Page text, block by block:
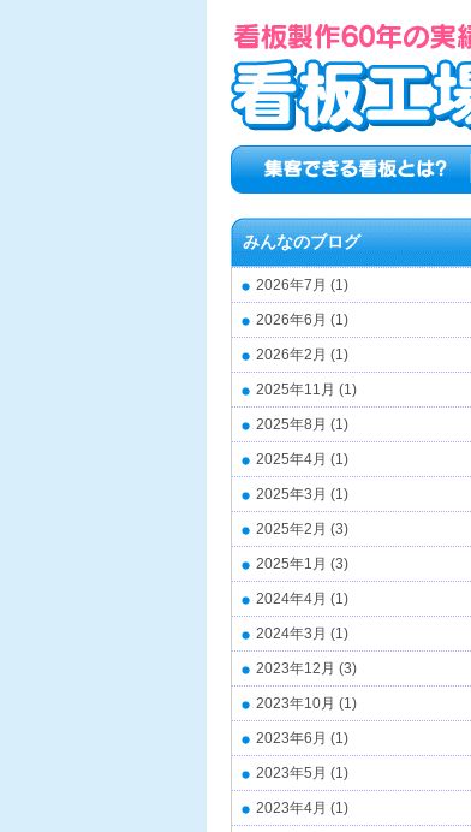
みんなのブログ
2026年7月 (1)
2026年6月 (1)
2026年2月 (1)
2025年11月 (1)
2025年8月 (1)
2025年4月 (1)
2025年3月 (1)
2025年2月 (3)
2025年1月 (3)
2024年4月 (1)
2024年3月 (1)
2023年12月 (3)
2023年10月 (1)
2023年6月 (1)
2023年5月 (1)
2023年4月 (1)